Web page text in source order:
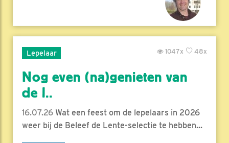
Lepelaar 48x
1047x
Nog even (na)genieten van
de l..
16.07.26 Wat een feest om de lepelaars in 2026
weer bij de Beleef de Lente-selectie te hebben...